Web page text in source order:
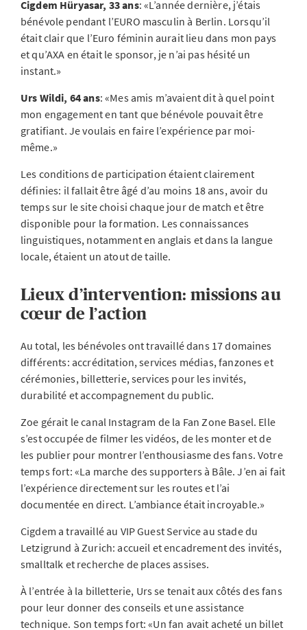
Cigdem Hüryasar, 33 ans: «L’année dernière, j’étais
bénévole pendant l’EURO masculin à Berlin. Lorsqu’il
était clair que l’Euro féminin aurait lieu dans mon pays
et qu’AXA en était le sponsor, je n’ai pas hésité un
instant.»
Urs Wildi, 64 ans: «Mes amis m’avaient dit à quel point
mon engagement en tant que bénévole pouvait être
gratifiant. Je voulais en faire l’expérience par moi-
même.»
Les conditions de participation étaient clairement
définies: il fallait être âgé d’au moins 18 ans, avoir du
temps sur le site choisi chaque jour de match et être
disponible pour la formation. Les connaissances
linguistiques, notamment en anglais et dans la langue
locale, étaient un atout de taille.
Lieux d’intervention: missions au
cœur de l’action
Au total, les bénévoles ont travaillé dans 17 domaines
différents: accréditation, services médias, fanzones et
cérémonies, billetterie, services pour les invités,
durabilité et accompagnement du public.
Zoe gérait le canal Instagram de la Fan Zone Basel. Elle
s’est occupée de filmer les vidéos, de les monter et de
les publier pour montrer l’enthousiasme des fans. Votre
temps fort: «La marche des supporters à Bâle. J’en ai fait
l’expérience directement sur les routes et l’ai
documentée en direct. L’ambiance était incroyable.»
Cigdem a travaillé au VIP Guest Service au stade du
Letzigrund à Zurich: accueil et encadrement des invités,
smalltalk et recherche de places assises.
À l’entrée à la billetterie, Urs se tenait aux côtés des fans
pour leur donner des conseils et une assistance
technique. Son temps fort: «Un fan avait acheté un billet